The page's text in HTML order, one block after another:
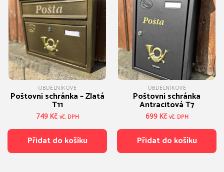
OBDÉLNÍKOVÉ
Poštovní schránka – Zlatá
T11
749 Kč vč. DPH
Přidat do košíku
OBDÉLNÍKOVÉ
Poštovní schránka
Antracitová T7
699 Kč vč. DPH
Přidat do košíku